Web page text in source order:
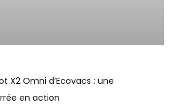
X2 Omni d’Ecovacs : une
en action